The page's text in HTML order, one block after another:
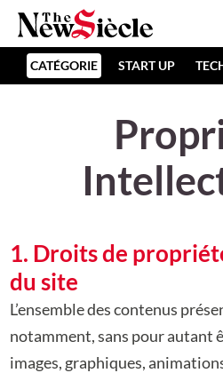
CATÉGORIE START UP
1. Droits de
du site
L’ensemble des contenus
notamment, sans pour autant
images, graphiques,